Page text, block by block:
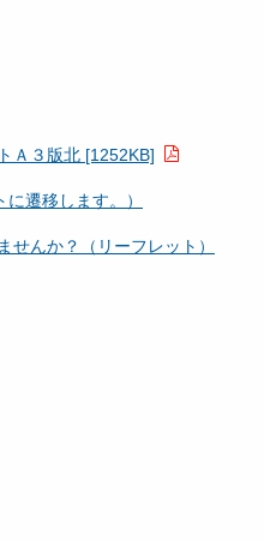
Ａ３版北 [1252KB]
遷移します。）
せんか？（リーフレット）